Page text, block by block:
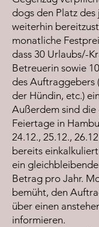
dogs den Platz
weiterhin
monatliche
dass 30 Urlaubs/-
Betreuerin sowie
des Auftraggebers
der Hündin, etc.)
Außerdem sind die
Feiertage in
24.12., 25.12.,
bereits
ein
Betrag pro Jahr.
bemüht, den
über einen
informieren.